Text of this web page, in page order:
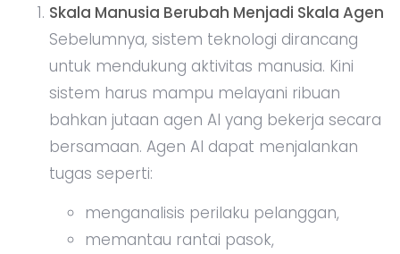
Skala Manusia Berubah Menjadi Skala Agen
Sebelumnya, sistem teknologi dirancang
untuk mendukung aktivitas manusia. Kini
sistem harus mampu melayani ribuan
bahkan jutaan agen AI yang bekerja secara
bersamaan. Agen AI dapat menjalankan
tugas seperti:
menganalisis perilaku pelanggan,
memantau rantai pasok,